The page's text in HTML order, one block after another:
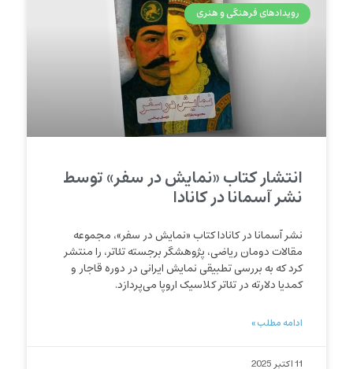
رویدادهای فرهنگی و هنری
انتشار کتاب «نمایش در سفر» توسط
نشر آسمانا در کانادا
نشر آسمانا در کانادا کتاب «نمایش در سفر»، مجموعه
مقالات دومان ریاضی، پژوهشگر برجسته تئاتر، را منتشر
کرد که به بررسی تطبیقی نمایش ایرانی در دوره قاجار و
کمدیا دلارته در تئاتر کلاسیک اروپا می‌پردازد.
ادامه مطلب »
11 اکتبر 2025